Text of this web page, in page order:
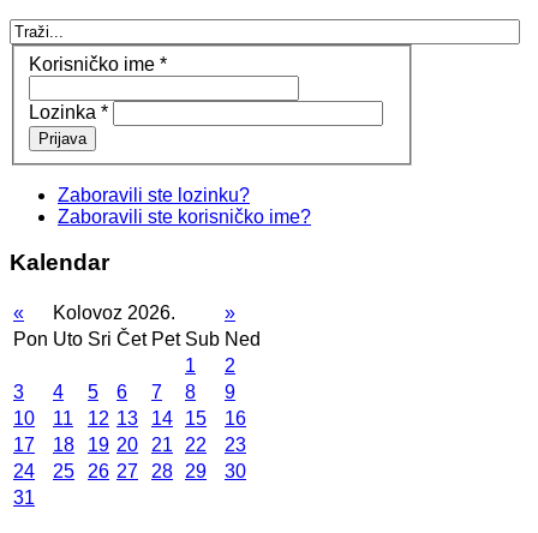
Korisničko ime *
Lozinka *
Prijava
Zaboravili ste lozinku?
Zaboravili ste korisničko ime?
Kalendar
« Kolovoz 2026.
»
Pon Uto Sri Čet Pet Sub Ned
1
2
3
4 5 6 7 8
9
10
11 12 13 14 15
16
17
18 19 20 21 22
23
24
25 26 27 28 29
30
31